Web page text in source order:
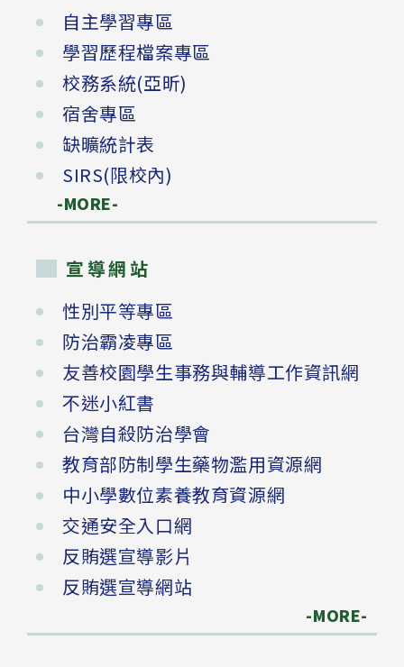
自主學習專區
學習歷程檔案專區
校務系統(亞昕)
宿舍專區
缺曠統計表
SIRS(限校內)
-MORE-
宣導網站
性別平等專區
防治霸凌專區
友善校園學生事務與輔導工作資訊網
不迷小紅書
台灣自殺防治學會
教育部防制學生藥物濫用資源網
中小學數位素養教育資源網
交通安全入口網
反賄選宣導影片
反賄選宣導網站
-MORE-